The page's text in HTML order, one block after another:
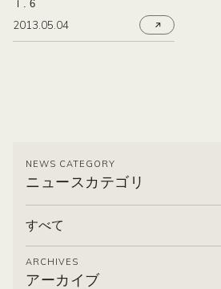
NEWS CATEGORY
ニュースカテゴリ
すべて
ARCHIVES
アーカイブ
ｌ. 6
2013.05.04